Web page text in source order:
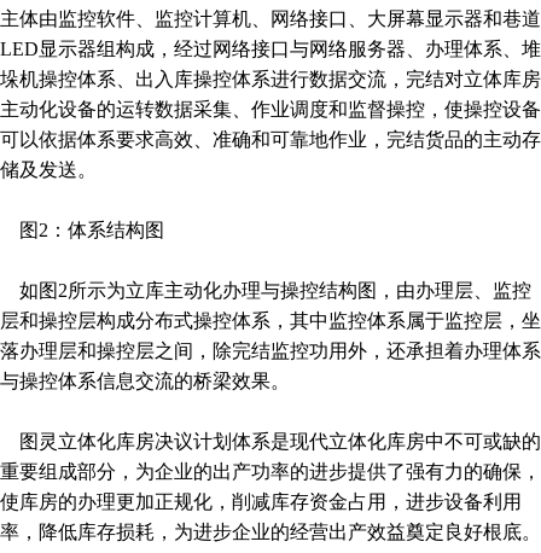
主体由监控软件、监控计算机、网络接口、大屏幕显示器和巷道
LED显示器组构成，经过网络接口与网络服务器、办理体系、堆
垛机操控体系、出入库操控体系进行数据交流，完结对立体库房
主动化设备的运转数据采集、作业调度和监督操控，使操控设备
可以依据体系要求高效、准确和可靠地作业，完结货品的主动存
储及发送。
图2：体系结构图
如图2所示为立库主动化办理与操控结构图，由办理层、监控
层和操控层构成分布式操控体系，其中监控体系属于监控层，坐
落办理层和操控层之间，除完结监控功用外，还承担着办理体系
与操控体系信息交流的桥梁效果。
图灵立体化库房决议计划体系是现代立体化库房中不可或缺的
重要组成部分，为企业的出产功率的进步提供了强有力的确保，
使库房的办理更加正规化，削减库存资金占用，进步设备利用
率，降低库存损耗，为进步企业的经营出产效益奠定良好根底。